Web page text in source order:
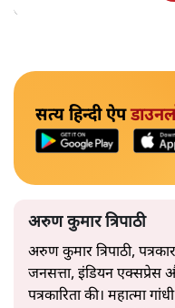
अपनाएगा।
सत्य हिन्दी ऐप
अरुण कुमार त्रिपाठी
अरुण कुमार त्रिपाठी,
जनसत्ता, इंडियन एक्सप्रेस
पत्रकारिता की। महात्मा गांधी